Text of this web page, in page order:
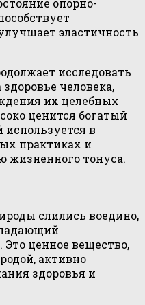
эластичность
исследовать
человека,
их целебных
ценится богатый
используется в
практиках и
жизненного тонуса.
слились воедино,
ценное вещество,
активно
здоровья и